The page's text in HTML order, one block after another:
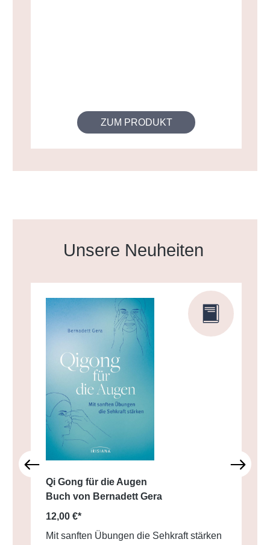
ZUM PRODUKT
Produktgalerie überspringen
Unsere Neuheiten
Qi Gong für die Augen
Buch von Bernadett Gera
12,00 €*
Mit sanften Übungen die Sehkraft stärken